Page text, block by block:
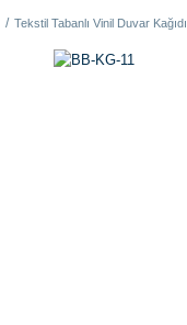
Tekstil Tabanlı Vinil Duvar Kağıdı